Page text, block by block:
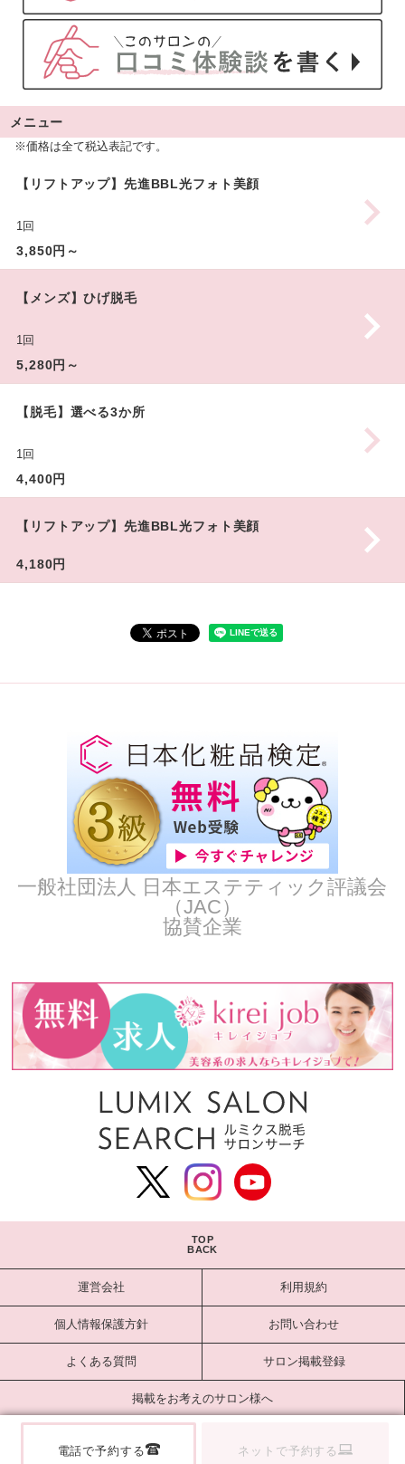
電話で予約する ネットで予約する
メニュー
※価格は全て税込表記です。
【リフトアップ】先進BBL光フォト美顔
1回
3,850円～
【メンズ】ひげ脱毛
1回
5,280円～
【脱毛】選べる3か所
1回
4,400円
【リフトアップ】先進BBL光フォト美顔
4,180円
一般社団法人 日本エステティック評議会
（JAC）
協賛企業
TOP
BACK
運営会社 利用規約
個人情報保護方針 お問い合わせ
よくある質問 サロン掲載登録
掲載をお考えのサロン様へ